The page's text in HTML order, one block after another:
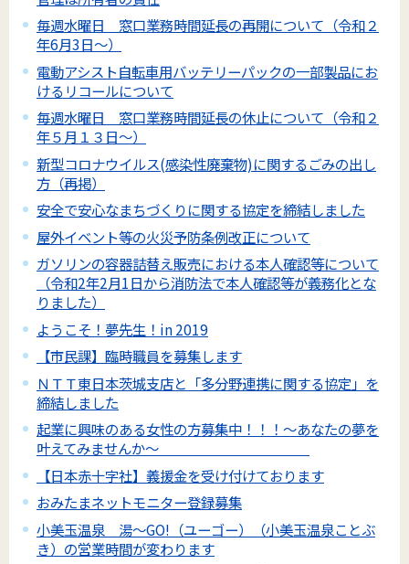
毎週水曜日 窓口業務時間延長の再開について（令和２
年6月3日～）
電動アシスト自転車用バッテリーパックの一部製品にお
けるリコールについて
毎週水曜日 窓口業務時間延長の休止について（令和２
年５月１３日～）
新型コロナウイルス(感染性廃棄物)に関するごみの出し
方（再掲）
安全で安心なまちづくりに関する協定を締結しました
屋外イベント等の火災予防条例改正について
ガソリンの容器詰替え販売における本人確認等について
（令和2年2月1日から消防法で本人確認等が義務化とな
りました）
ようこそ！夢先生！in 2019
【市民課】臨時職員を募集します
ＮＴＴ東日本茨城支店と「多分野連携に関する協定」を
締結しました
起業に興味のある女性の方募集中！！！～あなたの夢を
叶えてみませんか～
【日本赤十字社】義援金を受け付けております
おみたまネットモニター登録募集
小美玉温泉 湯～GO!（ユーゴー）（小美玉温泉ことぶ
き）の営業時間が変わります